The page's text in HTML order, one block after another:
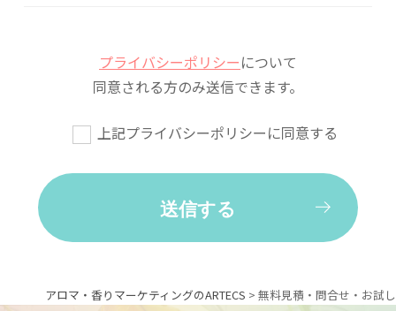
プライバシーポリシーについて
同意される方のみ送信できます。
上記プライバシーポリシーに同意する
アロマ・香りマーケティングのARTECS > 無料見積・問合せ・お試し